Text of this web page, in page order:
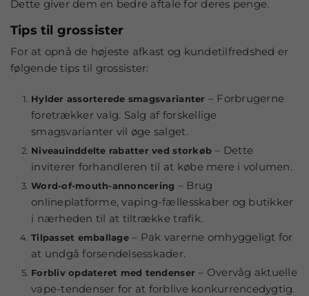
Dette giver dem en bedre aftale for deres penge.
Tips til grossister
For at opnå de højeste afkast og kundetilfredshed er
følgende tips til grossister:
Hylder assorterede smagsvarianter – Forbrugerne
foretrækker valg. Salg af forskellige
smagsvarianter vil øge salget.
Niveauinddelte rabatter ved storkøb – Dette
inviterer forhandleren til at købe mere i volumen.
Word-of-mouth-annoncering – Brug
onlineplatforme, vaping-fællesskaber og butikker
i nærheden til at tiltrække trafik.
Tilpasset emballage– Pak varerne omhyggeligt for
at undgå forsendelsesskader.
Forbliv opdateret med tendenser – Overvåg aktuelle
vape-tendenser for at forblive konkurrencedygtig.